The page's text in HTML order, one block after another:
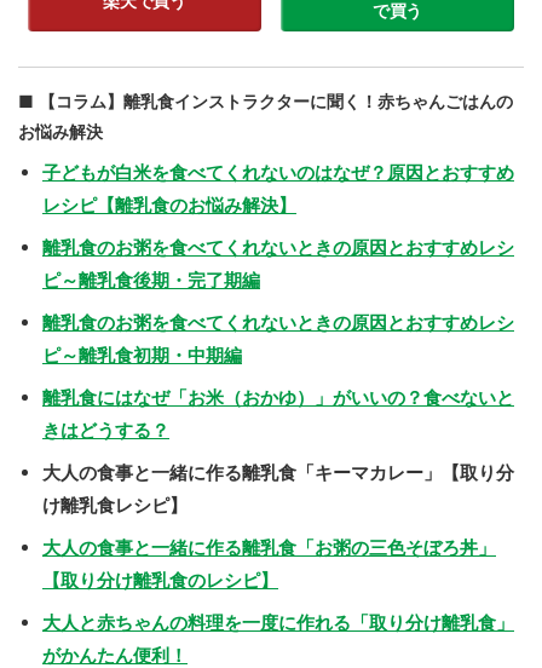
で買う
【コラム】離乳食インストラクターに聞く！赤ちゃんごはんの
お悩み解決
子どもが白米を食べてくれないのはなぜ？原因とおすすめ
レシピ【離乳食のお悩み解決】
離乳食のお粥を食べてくれないときの原因とおすすめレシ
ピ～離乳食後期・完了期編
離乳食のお粥を食べてくれないときの原因とおすすめレシ
ピ～離乳食初期・中期編
離乳食にはなぜ「お米（おかゆ）」がいいの？食べないと
きはどうする？
大人の食事と一緒に作る離乳食「キーマカレー」【取り分
け離乳食レシピ】
大人の食事と一緒に作る離乳食「お粥の三色そぼろ丼」
【取り分け離乳食のレシピ】
大人と赤ちゃんの料理を一度に作れる「取り分け離乳食」
がかんたん便利！